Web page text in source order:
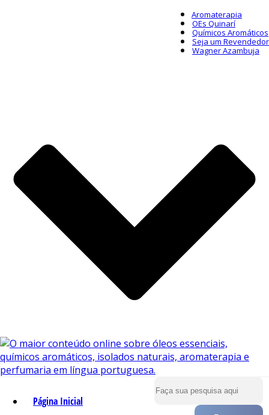
Aromaterapia
OEs Quinarí
Químicos Aromáticos
Seja um Revendedor
Wagner Azambuja
Página Inicial